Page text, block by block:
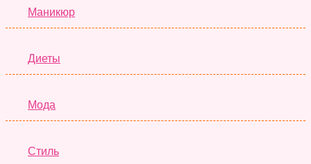
Маникюр
Диеты
Мода
Стиль